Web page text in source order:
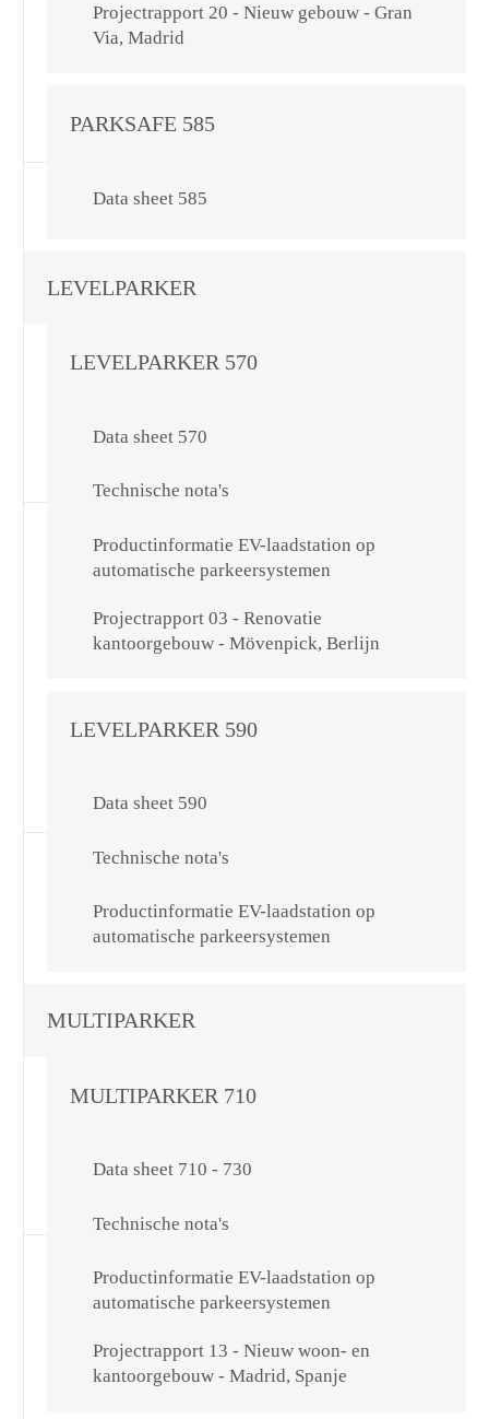
Projectrapport 20 - Nieuw gebouw - Gran
Via, Madrid
PARKSAFE 585
Data sheet 585
LEVELPARKER
LEVELPARKER 570
Data sheet 570
Technische nota's
Productinformatie EV-laadstation op
automatische parkeersystemen
Projectrapport 03 - Renovatie
kantoorgebouw - Mövenpick, Berlijn
LEVELPARKER 590
Data sheet 590
Technische nota's
Productinformatie EV-laadstation op
automatische parkeersystemen
MULTIPARKER
MULTIPARKER 710
Data sheet 710 - 730
Technische nota's
Productinformatie EV-laadstation op
automatische parkeersystemen
Projectrapport 13 - Nieuw woon- en
kantoorgebouw - Madrid, Spanje